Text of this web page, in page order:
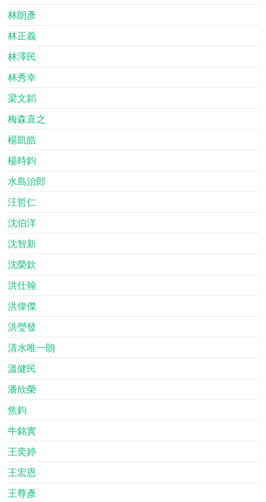
林朗彥
林正義
林澤民
林秀幸
梁文韜
梅森直之
楊凱皓
楊時鈞
水島治郎
汪哲仁
沈伯洋
沈智新
沈榮欽
洪仕翰
洪偉傑
洪瑩發
清水唯一朗
溫健民
潘欣榮
焦鈞
牛銘實
王奕婷
王宏恩
王尊彥